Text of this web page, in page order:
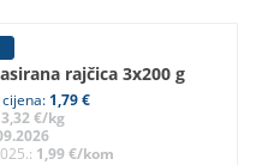
rajčica 3x200 g
1,79 €
3,32 €/kg
1,99 €/kom